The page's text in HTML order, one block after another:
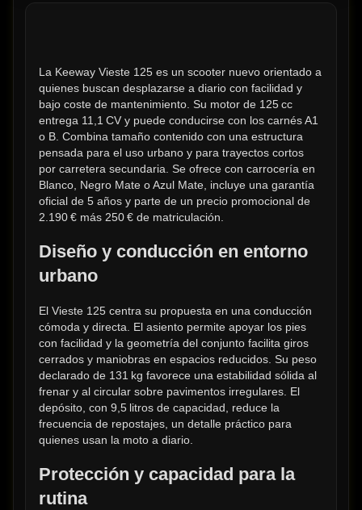
La Keeway Vieste 125 es un scooter nuevo orientado a
quienes buscan desplazarse a diario con facilidad y
bajo coste de mantenimiento. Su motor de 125 cc
entrega 11,1 CV y puede conducirse con los carnés A1
o B. Combina tamaño contenido con una estructura
pensada para el uso urbano y para trayectos cortos
por carretera secundaria. Se ofrece con carrocería en
Blanco, Negro Mate o Azul Mate, incluye una garantía
oficial de 5 años y parte de un precio promocional de
2.190 € más 250 € de matriculación.
Diseño y conducción en entorno
urbano
El Vieste 125 centra su propuesta en una conducción
cómoda y directa. El asiento permite apoyar los pies
con facilidad y la geometría del conjunto facilita giros
cerrados y maniobras en espacios reducidos. Su peso
declarado de 131 kg favorece una estabilidad sólida al
frenar y al circular sobre pavimentos irregulares. El
depósito, con 9,5 litros de capacidad, reduce la
frecuencia de repostajes, un detalle práctico para
quienes usan la moto a diario.
Protección y capacidad para la
rutina